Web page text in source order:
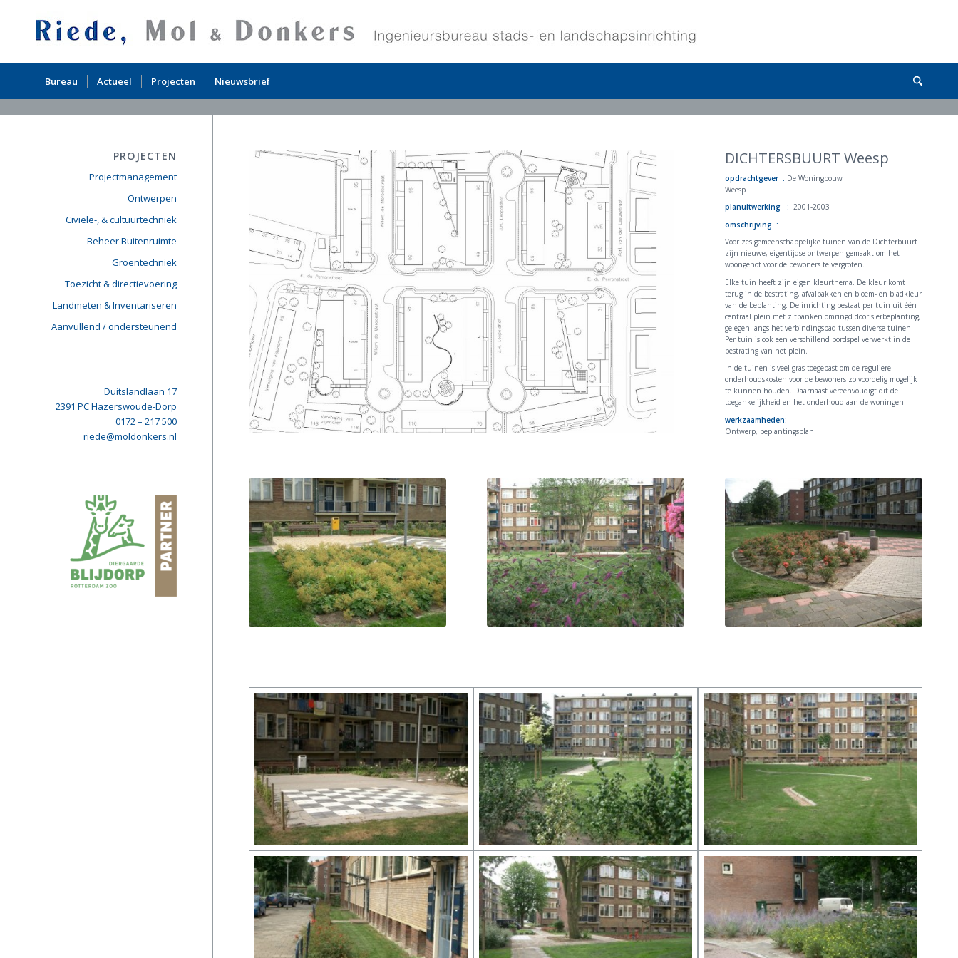
Bureau Actueel Projecten Nieuwsbrief
DICHTERSBUURT Weesp
opdrachtgever : De Woningbouw
Weesp
planuitwerking : 2001-2003
omschrijving :
Voor zes gemeenschappelijke tuinen van de Dichterbuurt
zijn nieuwe, eigentijdse ontwerpen gemaakt om het
woongenot voor de bewoners te vergroten.
Elke tuin heeft zijn eigen kleurthema. De kleur komt
terug in de bestrating, afvalbakken en bloem- en bladkleur
van de beplanting. De inrichting bestaat per tuin uit één
centraal plein met zitbanken omringd door sierbeplanting,
gelegen langs het verbindingspad tussen diverse tuinen.
Per tuin is ook een verschillend bordspel verwerkt in de
bestrating van het plein.
In de tuinen is veel gras toegepast om de reguliere
onderhoudskosten voor de bewoners zo voordelig mogelijk
te kunnen houden. Daarnaast vereenvoudigt dit de
toegankelijkheid en het onderhoud aan de woningen.
werkzaamheden:
Ontwerp, beplantingsplan
PROJECTEN
Projectmanagement
Ontwerpen
Civiele-, & cultuurtechniek
Beheer Buitenruimte
Groentechniek
Toezicht & directievoering
Landmeten & Inventariseren
Aanvullend / ondersteunend
Duitslandlaan 17
2391 PC Hazerswoude-Dorp
0172 – 217 500
riede@moldonkers.nl